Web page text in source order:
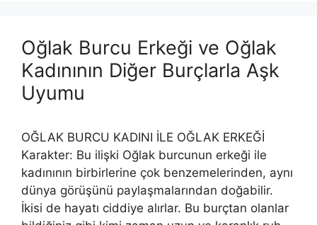
Oğlak Burcu Erkeği ve Oğlak
Kadınının Diğer Burçlarla Aşk
Uyumu
OĞLAK BURCU KADINI İLE OĞLAK ERKEĞİ
Karakter: Bu ilişki Oğlak burcunun erkeği ile
kadınının birbirlerine çok benzemelerinden, aynı
dünya görüşünü paylaşmalarından doğabilir.
İkisi de hayatı ciddiye alırlar. Bu burçtan olanlar